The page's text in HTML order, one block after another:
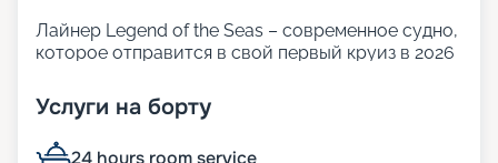
Лайнер Legend of the Seas – современное судно,
которое отправится в свой первый круиз в 2026
превышает по размерам и показателям
комфорта корабли Oasis. 20 палуб лайнера
готовы предложить огромное количество
Услуги на борту
24 hours room service